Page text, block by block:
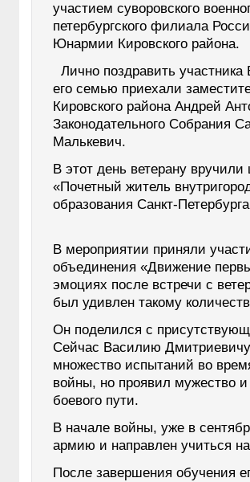
участием суворовского
петербургского филиала
Юнармии Кировского района.
Лично поздравить
его семью приехали
Кировского района Андрей
Законодательного Собрания
Малькевич.
В этот день ветерану
«Почетный житель
образования Санкт-
В мероприятии приняли
объединения «Движение
эмоциях после встречи с
был удивлен такому
Он поделился с
Сейчас Василию
множество испытаний во
войны, но проявил мужество и
боевого пути.
В начале войны, уже в
армию и направлен учиться
После завершения обучения